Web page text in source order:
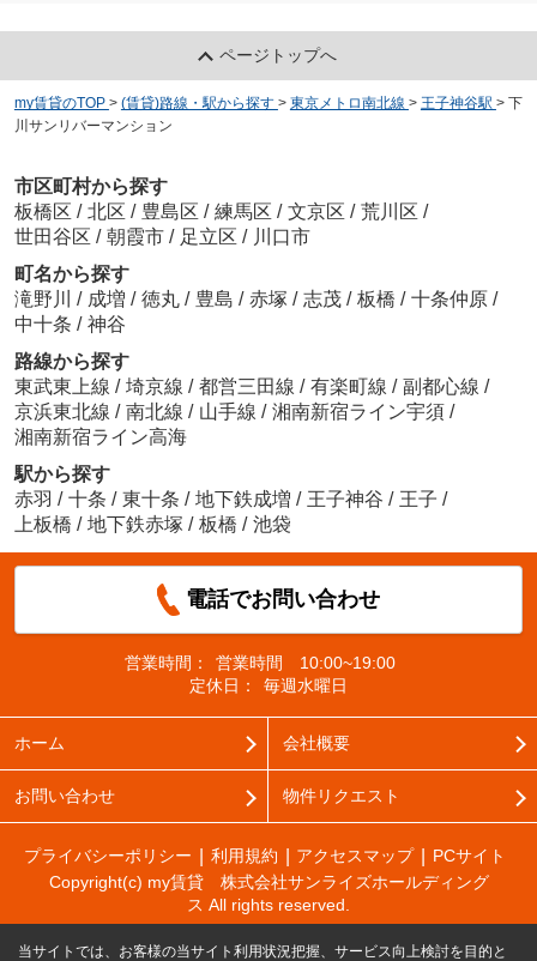
ページトップへ
my賃貸のTOP > (賃貸)路線・駅から探す > 東京メトロ南北線 > 王子神谷駅 > 下
川サンリバーマンション
市区町村から探す
板橋区 / 北区 / 豊島区 / 練馬区 / 文京区 / 荒川区 /
世田谷区 / 朝霞市 / 足立区 / 川口市
町名から探す
滝野川 / 成増 / 徳丸 / 豊島 / 赤塚 / 志茂 / 板橋 / 十条仲原 /
中十条 / 神谷
路線から探す
東武東上線 / 埼京線 / 都営三田線 / 有楽町線 / 副都心線 /
京浜東北線 / 南北線 / 山手線 / 湘南新宿ライン宇須 /
湘南新宿ライン高海
駅から探す
赤羽 / 十条 / 東十条 / 地下鉄成増 / 王子神谷 / 王子 /
上板橋 / 地下鉄赤塚 / 板橋 / 池袋
電話でお問い合わせ
営業時間：
営業時間 10:00~19:00
定休日：
毎週水曜日
ホーム 会社概要
お問い合わせ 物件リクエスト
プライバシーポリシー 利用規約 アクセスマップ
PCサイト
Copyright(c) my賃貸 株式会社サンライズホールディング
ス All rights reserved.
当サイトでは、お客様の当サイト利用状況把握、サービス向上検討を目的と